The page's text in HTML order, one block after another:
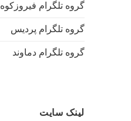
گروه تلگرام فیروزکوه
گروه تلگرام پردیس
گروه تلگرام دماوند
لینک سایت